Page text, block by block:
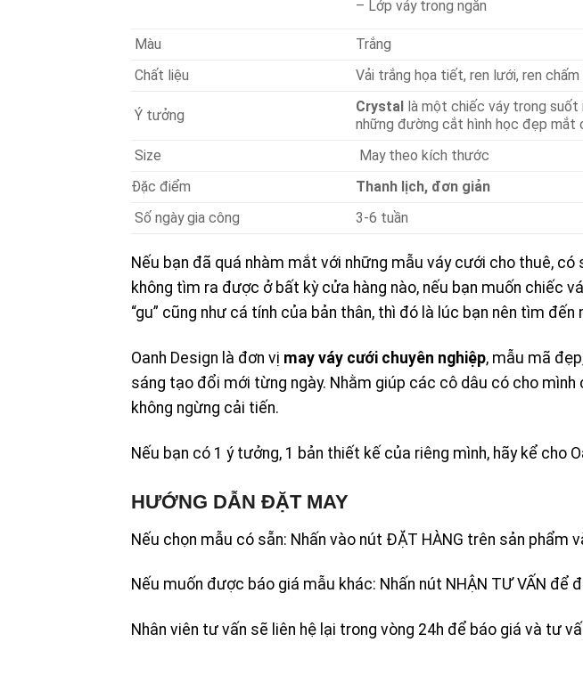
– Lớp váy trong ngắn
Màu
Trắng
Chất liệu
Vải trắng họa tiết, ren lưới, ren chấm
Ý tưởng
Crystal
là một chiếc váy trong
những đường cắt hình học đẹp mắt
Size
May theo kích thước
Đặc điểm
Thanh lịch, đơn giản
Số ngày gia công
3-6 tuần
Nếu bạn đã quá nhàm mắt với những mẫu váy cưới cho thuê,
không tìm ra được ở bất kỳ cửa hàng nào, nếu bạn muốn chiếc
“gu” cũng như cá tính của bản thân, thì đó là lúc bạn nên tìm
Oanh Design là đơn vị may váy cưới chuyên nghiệp, mẫu mã
sáng tạo đổi mới từng ngày. Nhằm giúp các cô dâu có cho mình
không ngừng cải tiến.
Nếu bạn có 1 ý tưởng, 1 bản thiết kế của riêng mình, hãy kể cho
HƯỚNG DẪN ĐẶT MAY
Nếu chọn mẫu có sẵn: Nhấn vào nút ĐẶT HÀNG trên sản phẩm
Nếu muốn được báo giá mẫu khác: Nhấn nút NHẬN TƯ VẤN để
Nhân viên tư vấn sẽ liên hệ lại trong vòng 24h để báo giá và tư